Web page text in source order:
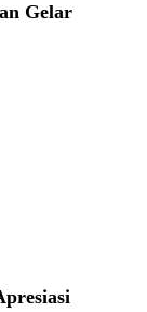
Gelar